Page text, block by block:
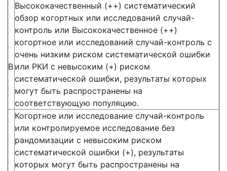
В
Высококачественный (++) систематический
обзор когортных или исследований случай-
контроль или Высококачественное (++)
когортное или исследований случай-контроль с
очень низким риском систематической ошибки
или РКИ с невысоким (+) риском
систематической ошибки, результаты которых
могут быть распространены на
соответствующую популяцию.
Когортное или исследование случай-контроль
или контролируемое исследование без
рандомизации с невысоким риском
систематической ошибки (+), результаты
которых могут быть распространены на